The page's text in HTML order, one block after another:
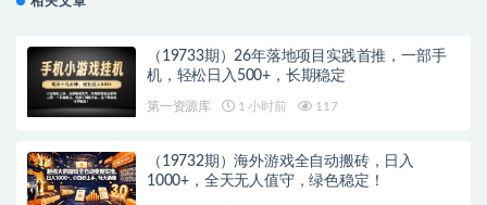
（19733期）26年落地项目实践首推，一部手
机，轻松日入500+，长期稳定
第一资源库 1 小时前 117
（19732期）海外游戏全自动搬砖，日入
1000+，全天无人值守，绿色稳定！